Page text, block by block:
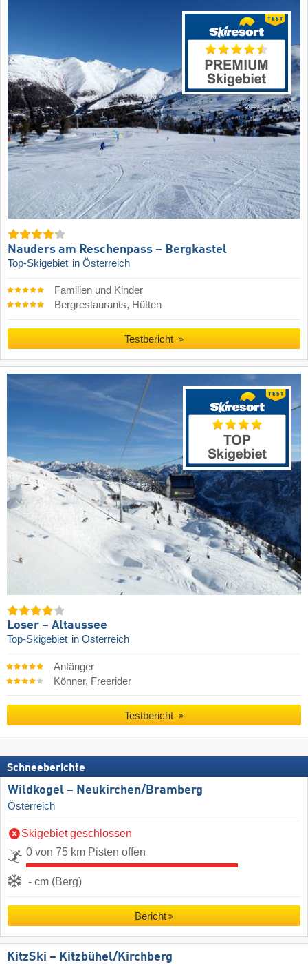
Nauders am Reschenpass – Bergkastel
Top-Skigebiet in Österreich
Familien und Kinder
Bergrestaurants, Hütten
Testbericht
Loser – Altaussee
Top-Skigebiet in Österreich
Anfänger
Könner, Freerider
Testbericht
Schneeberichte
Wildkogel – Neukirchen/​Bramberg
Österreich
Skigebiet geschlossen
0 von 75 km Pisten offen
- cm (Berg)
Bericht
KitzSki – Kitzbühel/​Kirchberg